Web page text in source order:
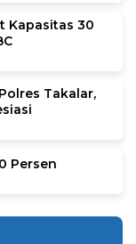
Kapasitas 30
Takalar,
Persen